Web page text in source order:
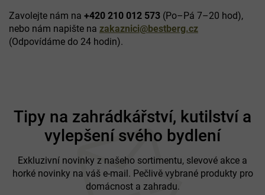
Zavolejte nám na +420 210 012 573 (Po–Pá 7–20 hod),
nebo nám napište na zakaznici@bestberg.cz
(Odpovídáme do 24 hodin).
Tipy na zahrádkářství, kutilství a
vylepšení svého bydlení
Exkluzivní novinky z našeho sortimentu, slevové akce a
horké novinky na váš e-mail. Pečlivě vybrané produkty pro
domácnost a zahradu.